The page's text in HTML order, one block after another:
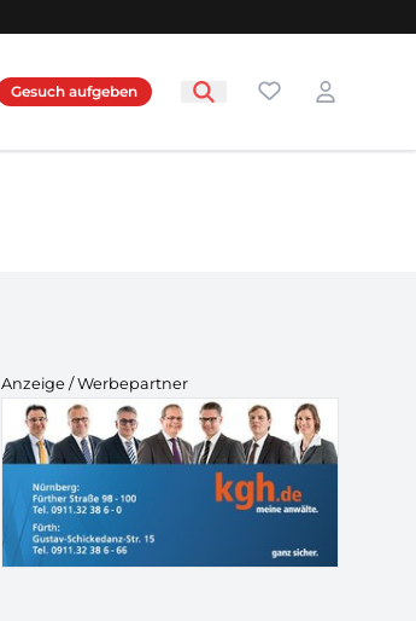
Gesuch aufgeben Favoriten
Login
Anzeige / Werbepartner